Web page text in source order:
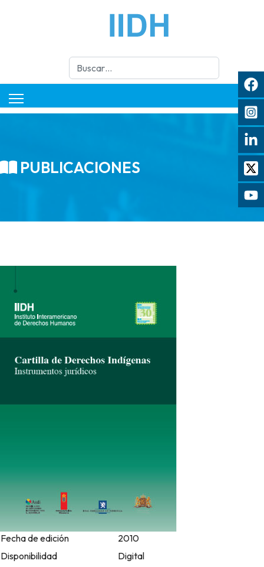
Buscar
PUBLICACIONES
Fecha de edición
2010
Disponibilidad
Digital